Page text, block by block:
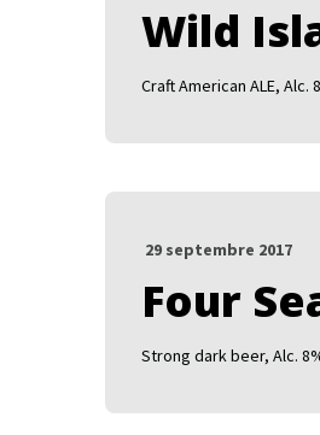
Wild
Craft American ALE, Alc.
29 septembre 2017
Four
Strong dark beer, Alc.